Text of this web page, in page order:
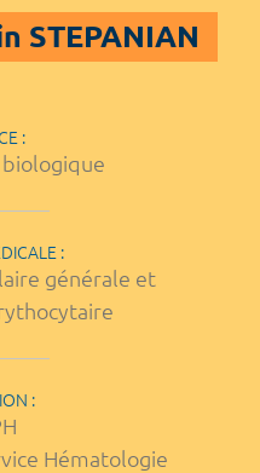
STEPANIAN
:
:
générale et
:
Hématologie